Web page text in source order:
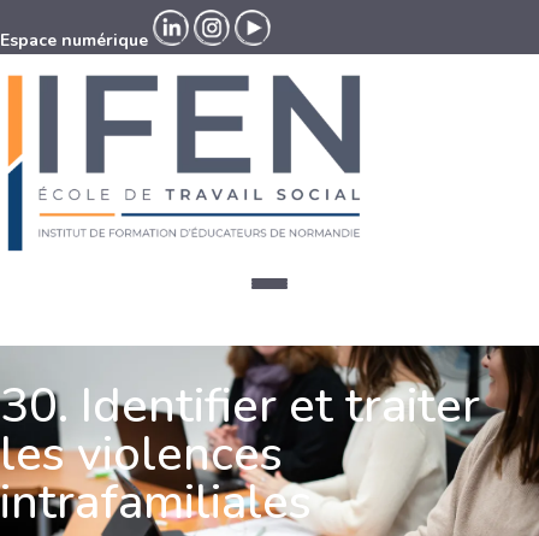
Espace numérique
30. Identifier et traiter
les violences
intrafamiliales